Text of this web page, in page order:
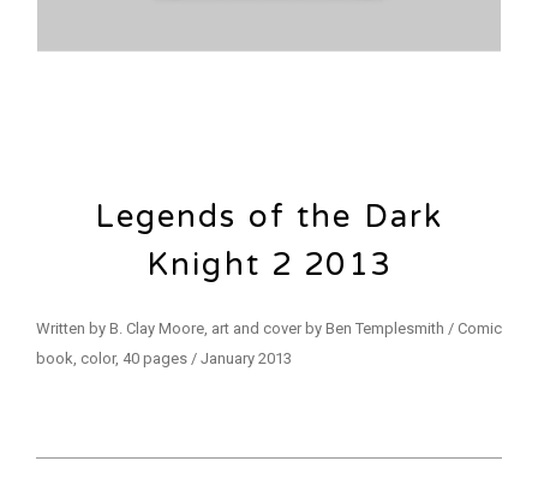
Legends of the Dark
Knight 2 2013
Written by B. Clay Moore, art and cover by Ben Templesmith / Comic
book, color, 40 pages / January 2013